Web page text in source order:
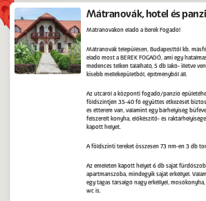
Mátranovák, hotel és
Mátranovákon eladó a Berek Fogadó!
Mátranovák településen, Budapesttől kb.
eladó most a BEREK FOGADÓ, ami egy
medencés telken található, 5 db lakó- illetve
kisebb melléképületből, építményből áll.
Az utcáról a központi fogadó/panzió
földszintjén 35-40 fő együttes étkezését
és étterem van, valamint egy bárhelyiség
felszerelt konyha, előkészítő- és
kapott helyet.
A földszinti tereket összesen 73 nm-en 3 db
Az emeleten kapott helyet 6 db saját
apartmanszoba, mindegyik saját erkéllyel.
egy tágas társalgó nagy erkéllyel,
wc is.